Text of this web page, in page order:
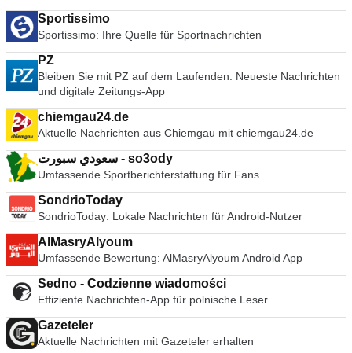
Sportissimo
Sportissimo: Ihre Quelle für Sportnachrichten
PZ
Bleiben Sie mit PZ auf dem Laufenden: Neueste Nachrichten
und digitale Zeitungs-App
chiemgau24.de
Aktuelle Nachrichten aus Chiemgau mit chiemgau24.de
سعودي سبورت - so3ody
Umfassende Sportberichterstattung für Fans
SondrioToday
SondrioToday: Lokale Nachrichten für Android-Nutzer
AlMasryAlyoum
Umfassende Bewertung: AlMasryAlyoum Android App
Sedno - Codzienne wiadomości
Effiziente Nachrichten-App für polnische Leser
Gazeteler
Aktuelle Nachrichten mit Gazeteler erhalten